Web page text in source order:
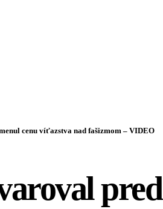
cenu víťazstva nad fašizmom – VIDEO
pred